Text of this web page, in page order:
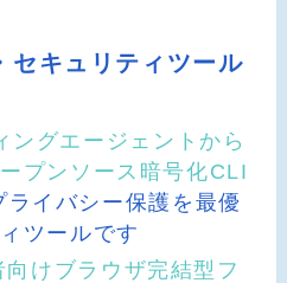
セキュリティツール
グエージェントから
プンソース暗号化CLI
イバシー保護を最優
ツールです
けブラウザ完結型フ